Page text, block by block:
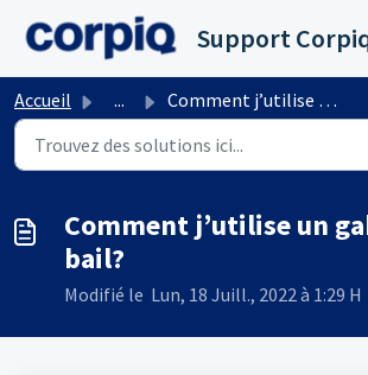
Passer au contenu principal
Support
Accueil ... Comment j’utilise un gabarit de bail?
Comment j’utilise un
bail?
Modifié le Lun, 18 Juill., 2022 à 1:29 H